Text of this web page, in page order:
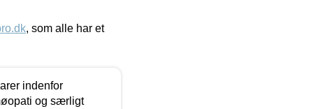
, som alle har et
indenfor
og særligt